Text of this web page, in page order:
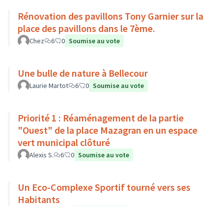
Rénovation des pavillons Tony Garnier sur la
place des pavillons dans le 7ème.
Chez 6 0 Soumise au vote
Une bulle de nature à Bellecour
Laurie Martot 6 0 Soumise au vote
Priorité 1 : Réaménagement de la partie
"Ouest" de la place Mazagran en un espace
vert municipal clôturé
Alexis S. 6 0 Soumise au vote
Un Eco-Complexe Sportif tourné vers ses
Habitants